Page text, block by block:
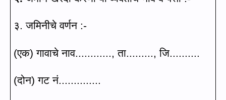
३. जमिनीचे वर्णन :-
(एक) गावाचे नाव............,ता.........,जि..........
(दोन) गट नं..............